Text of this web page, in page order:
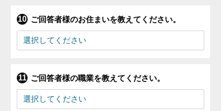
ご回答者様のお住まいを教えてください。
ご回答者様の職業を教えてください。